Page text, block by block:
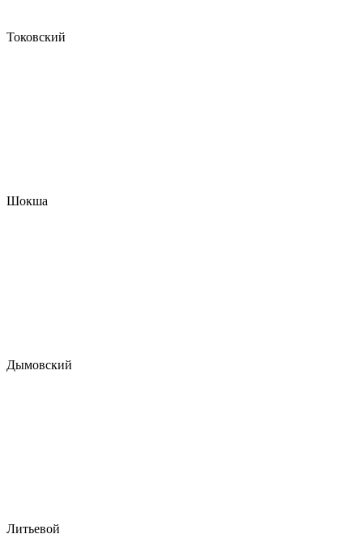
Токовский
Шокша
Дымовский
Литьевой